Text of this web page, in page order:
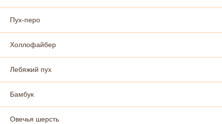
Пух-перо
Холлофайбер
Лебяжий пух
Бамбук
Овечья шерсть